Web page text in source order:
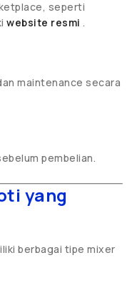
seperti
website resmi .
maintenance secara
pembelian.
yang
berbagai tipe mixer